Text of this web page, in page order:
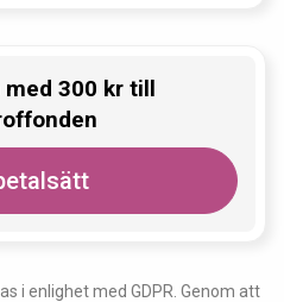
med 300 krtill
i enlighet med GDPR. Genom att